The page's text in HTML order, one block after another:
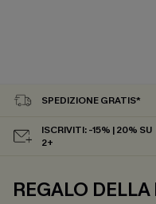
SPEDIZIONE GRATIS*
ISCRIVITI: -15% | 20% SU
2+
REGALO